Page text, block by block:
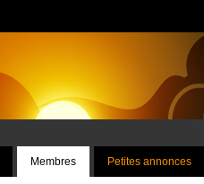
Membres Petites annonces